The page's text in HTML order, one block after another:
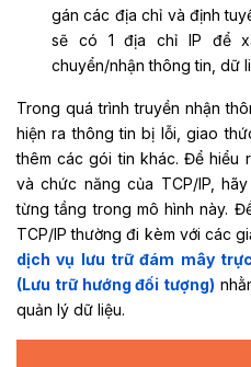
gán các địa chỉ và định
sẽ có 1 địa chỉ IP để
chuyển/nhận thông tin, dữ
Trong quá trình truyền nhận
hiện ra thông tin bị lỗi, giao
thêm các gói tin khác. Để hiểu
và chức năng của TCP/IP,
từng tầng trong mô hình này.
TCP/IP thường đi kèm với các
dịch vụ lưu trữ đám mây
(Lưu trữ hướng đối tượng)
quản lý dữ liệu.